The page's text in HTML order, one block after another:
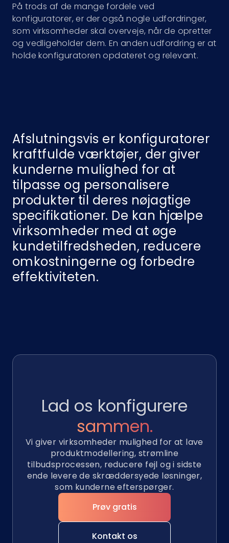
På trods af de mange fordele ved
konfiguratorer, er der også nogle udfordringer,
som virksomheder skal overveje, når de opretter
og vedligeholder dem. En anden udfordring er at
holde konfiguratoren opdateret og relevant.
Afslutningsvis er konfiguratorer
kraftfulde værktøjer, der giver
kunderne mulighed for at
tilpasse og personalisere
produkter til deres nøjagtige
specifikationer. De kan hjælpe
virksomheder med at øge
kundetilfredsheden, reducere
omkostningerne og forbedre
effektiviteten.
Lad os konfigurere
sammen.
Vi giver virksomheder mulighed for at lave
produktmodellering, strømline
tilbudsprocessen, reducere fejl og i sidste
ende levere de skræddersyede løsninger,
som kunderne efterspørger.
Prøv gratis
Kontakt os